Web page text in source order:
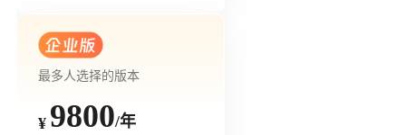
最多人选择的版本
¥ 9800/年